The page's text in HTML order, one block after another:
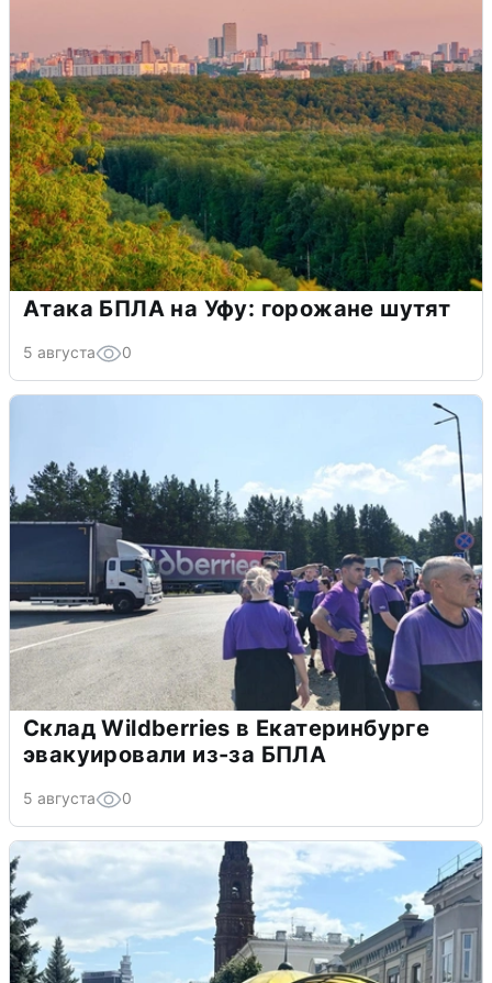
Атака БПЛА на Уфу: горожане шутят
5 августа 0
Склад Wildberries в Екатеринбурге
эвакуировали из-за БПЛА
5 августа 0